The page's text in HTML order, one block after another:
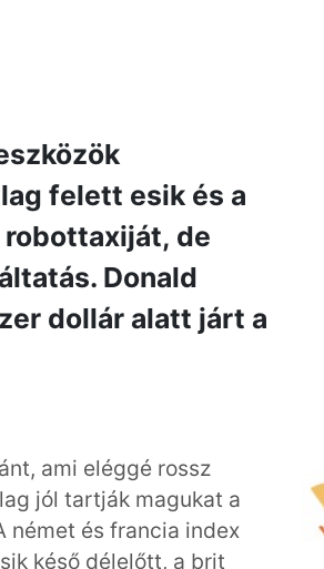
felett esik és a
de
Donald
dollár alatt járt a
ami eléggé rossz
jól tartják magukat a
német és francia index
késő délelőtt, a brit